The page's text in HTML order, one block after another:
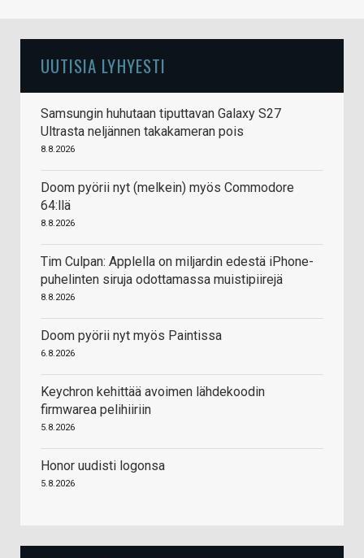
UUTISIA LYHYESTI
Samsungin huhutaan tiputtavan Galaxy S27
Ultrasta neljännen takakameran pois
8.8.2026
Doom pyörii nyt (melkein) myös Commodore
64:llä
8.8.2026
Tim Culpan: Applella on miljardin edestä iPhone-
puhelinten siruja odottamassa muistipiirejä
8.8.2026
Doom pyörii nyt myös Paintissa
6.8.2026
Keychron kehittää avoimen lähdekoodin
firmwarea pelihiiriin
5.8.2026
Honor uudisti logonsa
5.8.2026